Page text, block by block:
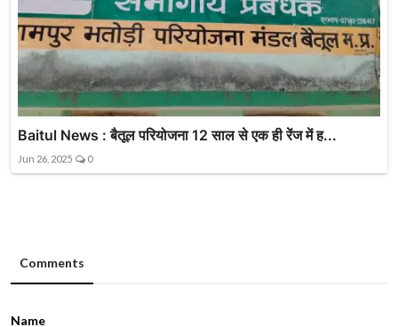
Baitul News : बैतूल परियोजना 12 साल से एक ही रेंज में ह...
Jun 26, 2025 0
Comments
Name